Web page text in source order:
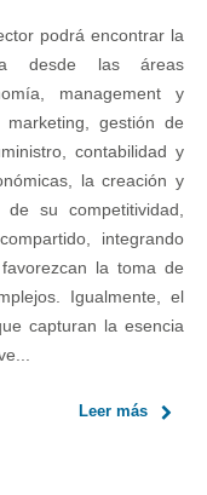
podrá encontrar la
desde las áreas
management y
marketing, gestión de
contabilidad y
la creación y
su competitividad,
integrando
la toma de
Igualmente, el
capturan la esencia
Leer más